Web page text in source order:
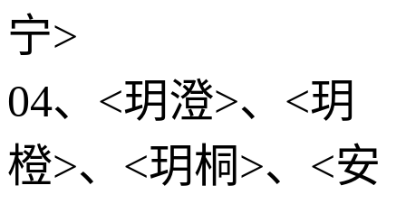
宁>
04、<玥澄>、<玥
橙>、<玥桐>、<安